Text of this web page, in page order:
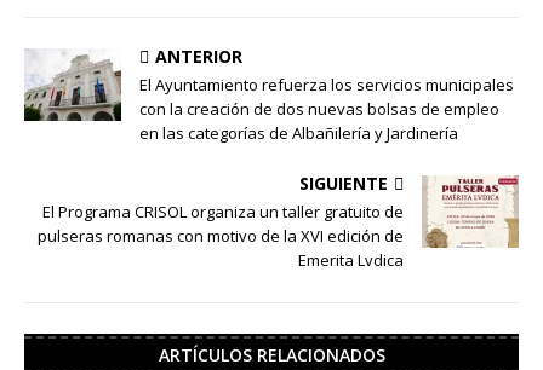
ANTERIOR
El Ayuntamiento refuerza los servicios municipales
con la creación de dos nuevas bolsas de empleo
en las categorías de Albañilería y Jardinería
SIGUIENTE
El Programa CRISOL organiza un taller gratuito de
pulseras romanas con motivo de la XVI edición de
Emerita Lvdica
ARTÍCULOS RELACIONADOS